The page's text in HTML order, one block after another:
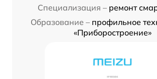
Специализация – ремонт
Образование – профильное
«Приборостроение»